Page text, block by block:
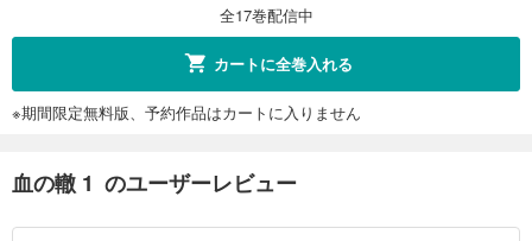
血の轍 12
完結
試し読み
全17巻配信中
カートに全巻入れる
※期間限定無料版、予約作品はカートに入りません
血の轍 1 のユーザーレビュー